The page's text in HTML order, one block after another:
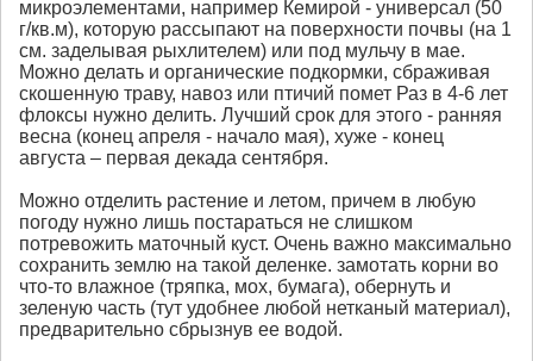
микроэлементами, например Кемирой - универсал (50
г/кв.м), которую рассыпают на поверхности почвы (на 1
см. заделывая рыхлителем) или под мульчу в мае.
Можно делать и органические подкормки, сбраживая
скошенную траву, навоз или птичий помет Раз в 4-6 лет
флоксы нужно делить. Лучший срок для этого - ранняя
весна (конец апреля - начало мая), хуже - конец
августа – первая декада сентября.
Можно отделить растение и летом, причем в любую
погоду нужно лишь постараться не слишком
потревожить маточный куст. Очень важно максимально
сохранить землю на такой деленке. замотать корни во
что-то влажное (тряпка, мох, бумага), обернуть и
зеленую часть (тут удобнее любой нетканый материал),
предварительно сбрызнув ее водой.